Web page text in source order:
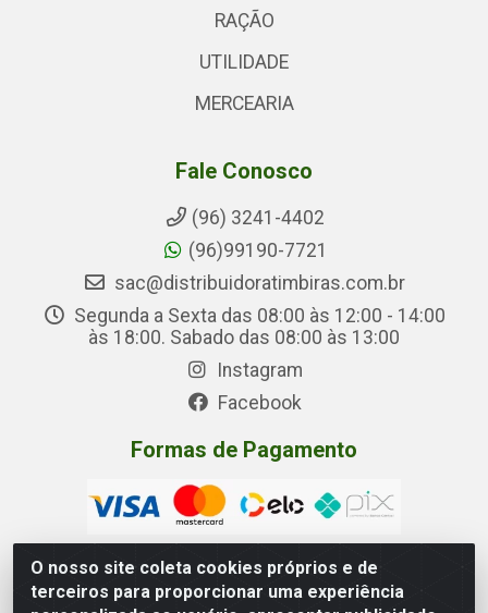
O nosso site coleta cookies próprios e de
terceiros para proporcionar uma experiência
RAÇÃO
UTILIDADE
MERCEARIA
Fale Conosco
(96) 3241-4402
(96)99190-7721
sac@distribuidoratimbiras.com.br
Segunda a Sexta das 08:00 às 12:00 - 14:00
às 18:00. Sabado das 08:00 às 13:00
Instagram
Facebook
Formas de Pagamento
Distribuidora Timbiras - Rua Manoel Eudóxio Pereira,